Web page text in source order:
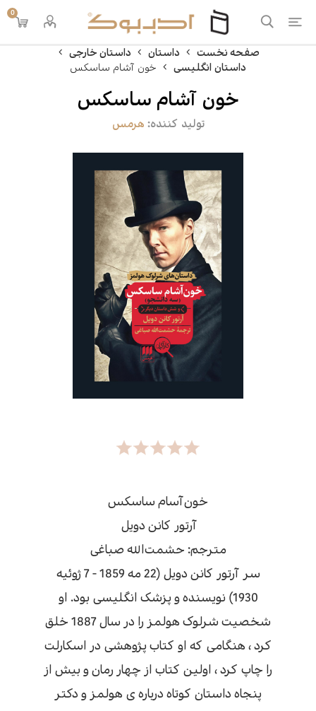
0
صفحه نخست داستان
داستان خارجی
داستان انگلیسی
خون آشام ساسکس
خون آشام ساسکس
تولید کننده: هرمس
خون‌آسام ساسکس
آرتور کانن دویل
مترجم: حشمت‌الله صباغی
سر آرتور کانن دویل (22 مه 1859 - 7 ژوئیه
1930) نویسنده و پزشک انگلیسی بود. او
شخصیت شرلوک هولمز را در سال 1887 خلق
کرد ، هنگامی که او کتاب پژوهشی در اسکارلت
را چاپ کرد ، اولین کتاب از چهار رمان و بیش از
پنجاه داستان کوتاه درباره ی هولمز و دکتر